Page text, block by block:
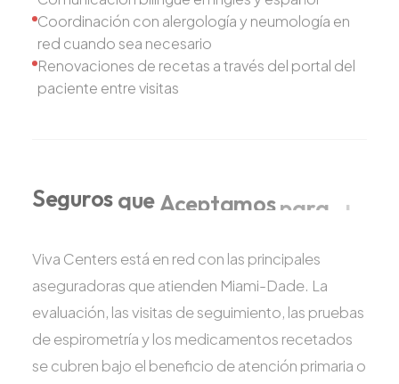
Coordinación con alergología y neumología en
red cuando sea necesario
Renovaciones de recetas a través del portal del
TratamientodelAsma
aseguradoras que atienden Miami-Dade. La
evaluación, las visitas de seguimiento, las pruebas
de espirometría y los medicamentos recetados
se cubren bajo el beneficio de atención primaria o
especialidad apropiado de su plan. Nuestra